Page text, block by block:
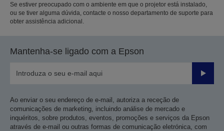
Se estiver preocupado com o ambiente em que o projetor está instalado,
ou se tiver alguma dúvida, contacte o nosso departamento de suporte para
obter assistência adicional.
Mantenha-se ligado com a Epson
Enviar
Ao enviar o seu endereço de e-mail, autoriza a receção de
comunicações de marketing, incluindo análise de mercado e
inquéritos, sobre produtos, eventos, promoções e serviços da Epson
através de e-mail ou outras formas de comunicação eletrónica, com